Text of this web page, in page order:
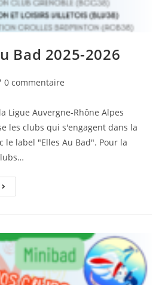
Bad 2025-2026
0 commentaire
Ligue Auvergne-Rhône Alpes
les clubs qui s'engagent dans la
le label "Elles Au Bad". Pour la
Label